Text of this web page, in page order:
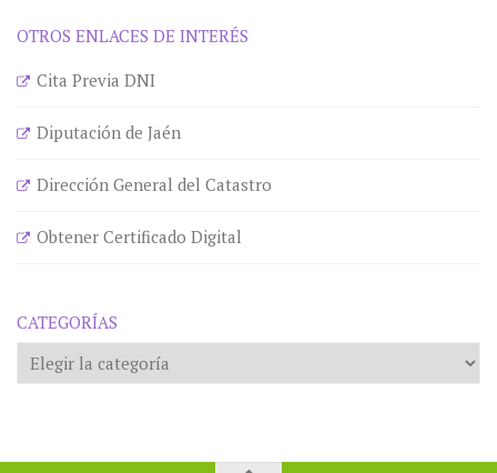
OTROS ENLACES DE INTERÉS
Cita Previa DNI
Diputación de Jaén
Dirección General del Catastro
Obtener Certificado Digital
CATEGORÍAS
Categorías